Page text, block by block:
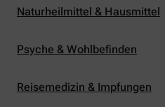
Naturheilmittel & Hausmittel
Psyche & Wohlbefinden
Reisemedizin & Impfungen